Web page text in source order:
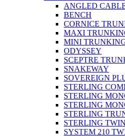
ANGLED
BENCH
CORNICE
MAXI
MINI
ODYSSEY
SCEPTRE
SNAKEWAY
SOVEREIGN
STERLING
STERLING
STERLING
STERLING
STERLING
SYSTEM 210